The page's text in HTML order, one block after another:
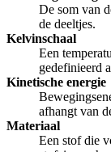
De som van
de deeltjes.
Kelvinschaal
Een
gedefinieerd
Kinetische energie
afhangt van
Materiaal
Een stof die